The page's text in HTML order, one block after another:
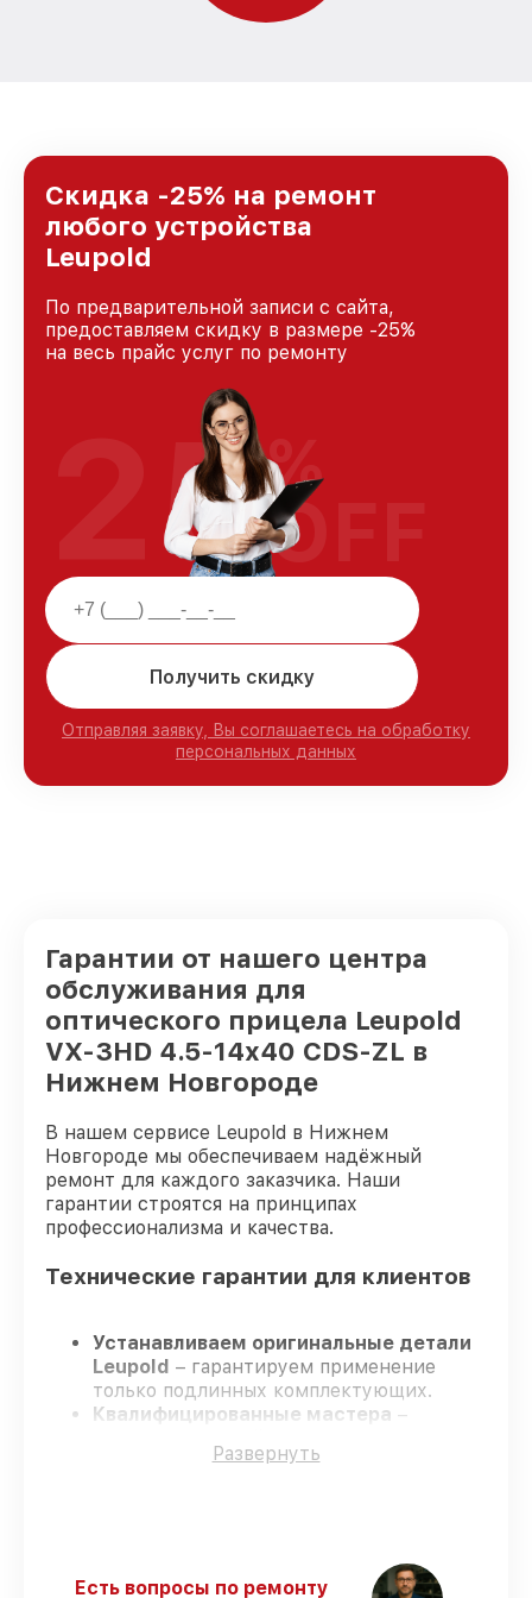
Скидка -25% на ремонт
любого устройства
Leupold
По предварительной записи с сайта,
предоставляем скидку в размере -25%
на весь прайс услуг по ремонту
Получить скидку
Отправляя заявку, Вы соглашаетесь на обработку
персональных данных
25%
OFF
Гарантии от нашего центра
обслуживания для
оптического прицела Leupold
VX-3HD 4.5-14x40 CDS-ZL в
Нижнем Новгороде
В нашем сервисе Leupold в Нижнем
Новгороде мы обеспечиваем надёжный
ремонт для каждого заказчика. Наши
гарантии строятся на принципах
профессионализма и качества.
Технические гарантии для клиентов
Устанавливаем оригинальные детали
Leupold – гарантируем применение
только подлинных комплектующих.
Квалифицированные мастера –
подтверждает уровень их
4.5-14x40 CDS-ZL без задержек.
Развернуть
Есть вопросы по ремонту